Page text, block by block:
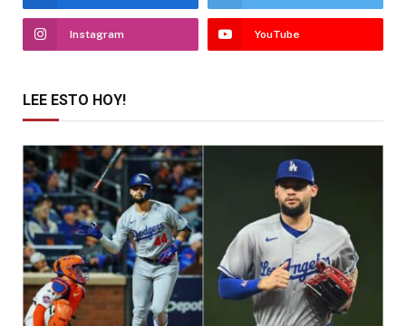
Instagram YouTube
LEE ESTO HOY!